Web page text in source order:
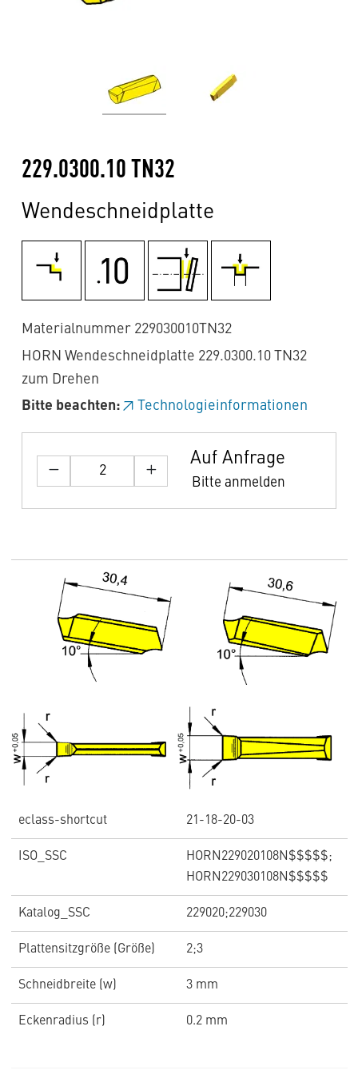
229.0300.10 TN32
Wendeschneidplatte
Materialnummer 229030010TN32
HORN Wendeschneidplatte 229.0300.10 TN32
zum Drehen
Bitte beachten:
Technologieinformationen
Auf Anfrage
Bitte anmelden
eclass-shortcut 21-18-20-03
ISO_SSC
HORN229020108N$$$$$;
HORN229030108N$$$$$
Katalog_SSC 229020;229030
Plattensitzgröße (Größe) 2;3
Schneidbreite (w) 3 mm
Eckenradius (r) 0.2 mm